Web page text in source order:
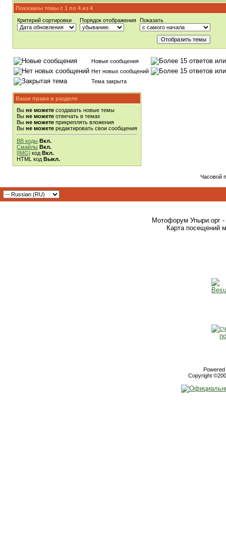
Показаны темы с 1 по 4 из 4
Критерий сортировки
Порядок отображения Показать
Новые сообщения
Нет новых сообщений
Тема закрыта
Ваши права в разделе
Вы не можете создавать новые темы
Вы не можете отвечать в темах
Вы не можете прикреплять вложения
Вы не можете редактировать свои сообщения
BB коды Вкл.
Смайлы Вкл.
[IMG] код Вкл.
HTML код Выкл.
Часовой
Мотофорум Упыри.орг -
Карта посещений
Copyright